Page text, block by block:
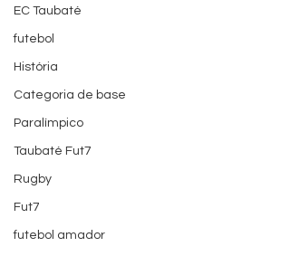
EC Taubaté
futebol
História
Categoria de base
Paralímpico
Taubaté Fut7
Rugby
Fut7
futebol amador